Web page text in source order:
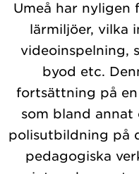
Umeå har nyligen
lärmiljöer, vilka
videoinspelning,
byod etc.
fortsättning på
som bland
polisutbildning på
pedagogiska